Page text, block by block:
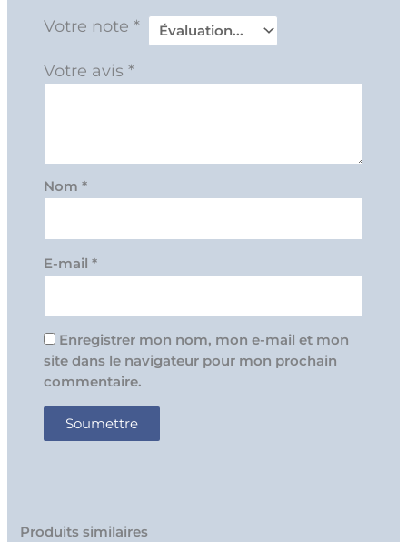
Votre note *
Votre avis *
Nom *
E-mail *
Enregistrer mon nom, mon e-mail et mon
site dans le navigateur pour mon prochain
commentaire.
Produits similaires